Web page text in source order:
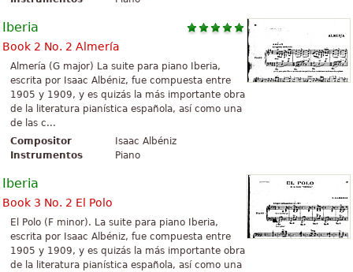
Iberia
Book 2 No. 2 Almería
Almería (G major) La suite para piano Iberia,
escrita por Isaac Albéniz, fue compuesta entre
1905 y 1909, y es quizás la más importante obra
de la literatura pianística española, así como una
de las c...
Compositor
Isaac Albéniz
Instrumentos
Piano
Iberia
Book 3 No. 2 El Polo
El Polo (F minor). La suite para piano Iberia,
escrita por Isaac Albéniz, fue compuesta entre
1905 y 1909, y es quizás la más importante obra
de la literatura pianística española, así como una